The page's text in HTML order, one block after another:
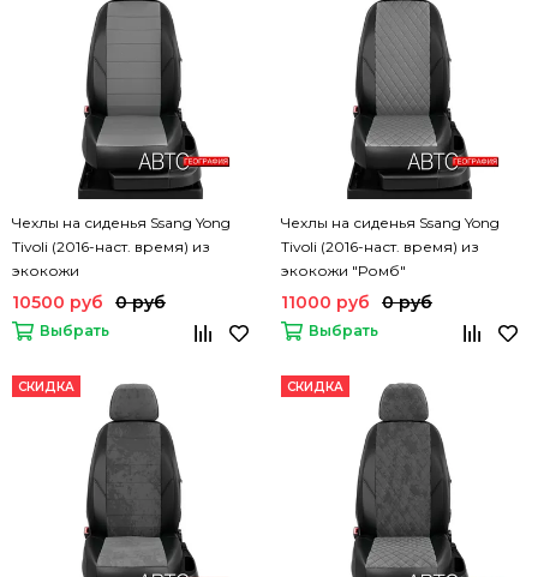
Чехлы на сиденья Ssang Yong
Tivoli (2016-наст. время) из
экокожи
10500 руб 0 руб
Выбрать
Чехлы на сиденья Ssang Yong
Tivoli (2016-наст. время) из
экокожи "Ромб"
11000 руб 0 руб
Выбрать
СКИДКА СКИДКА